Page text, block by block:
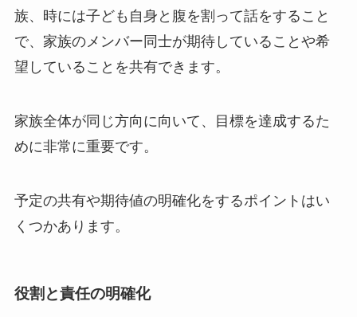
族、時には子ども自身と腹を割って話をすること
で、家族のメンバー同士が期待していることや希
望していることを共有できます。
家族全体が同じ方向に向いて、目標を達成するた
めに非常に重要です。
予定の共有や期待値の明確化をするポイントはい
くつかあります。
役割と責任の明確化